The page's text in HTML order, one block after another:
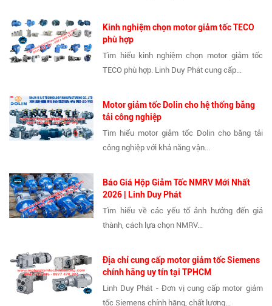
Kinh nghiệm chọn motor giảm tốc TECO
phù hợp
Tìm hiểu kinh nghiệm chọn motor giảm tốc
TECO phù hợp. Linh Duy Phát cung cấp...
Motor giảm tốc Dolin cho hệ thống băng
tải công nghiệp
Tìm hiểu motor giảm tốc Dolin cho băng tải
công nghiệp với khả năng vận...
Báo Giá Hộp Giảm Tốc NMRV Mới Nhất
2026 | Linh Duy Phát
Tìm hiểu về các yếu tố ảnh hưởng đến giá
thành, cách lựa chọn NMRV...
Địa chỉ cung cấp motor giảm tốc Siemens
chính hãng uy tín tại TPHCM
Linh Duy Phát - Đơn vị cung cấp motor giảm
tốc Siemens chính hãng, chất lượng...